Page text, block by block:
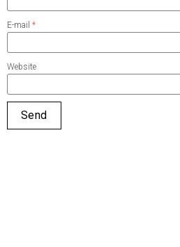
E-mail *
Website